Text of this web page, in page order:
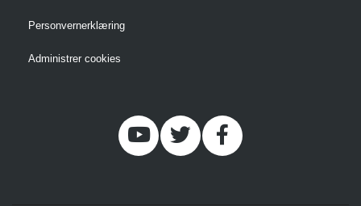
Personvernerklæring
Administrer cookies